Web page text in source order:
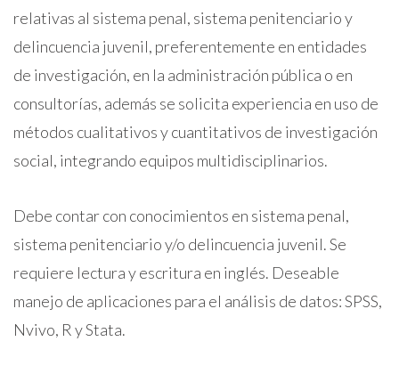
relativas al sistema penal, sistema penitenciario y
delincuencia juvenil, preferentemente en entidades
de investigación, en la administración pública o en
consultorías, además se solicita experiencia en uso de
métodos cualitativos y cuantitativos de investigación
social, integrando equipos multidisciplinarios.
Debe contar con conocimientos en sistema penal,
sistema penitenciario y/o delincuencia juvenil. Se
requiere lectura y escritura en inglés. Deseable
manejo de aplicaciones para el análisis de datos: SPSS,
Nvivo, R y Stata.